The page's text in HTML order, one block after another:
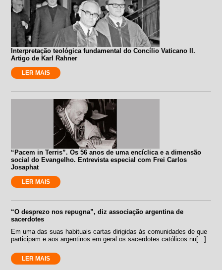
Interpretação teológica fundamental do Concílio Vaticano II.
Artigo de Karl Rahner
LER MAIS
“Pacem in Terris”. Os 56 anos de uma encíclica e a dimensão
social do Evangelho. Entrevista especial com Frei Carlos
Josaphat
LER MAIS
“O desprezo nos repugna”, diz associação argentina de
sacerdotes
Em uma das suas habituais cartas dirigidas às comunidades de que
participam e aos argentinos em geral os sacerdotes católicos nu[...]
LER MAIS